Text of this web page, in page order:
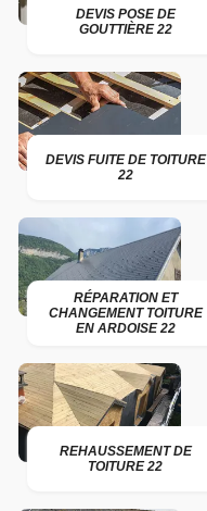
DEVIS POSE DE
GOUTTIÈRE 22
DEVIS FUITE DE TOITURE
22
RÉPARATION ET
CHANGEMENT TOITURE
EN ARDOISE 22
REHAUSSEMENT DE
TOITURE 22